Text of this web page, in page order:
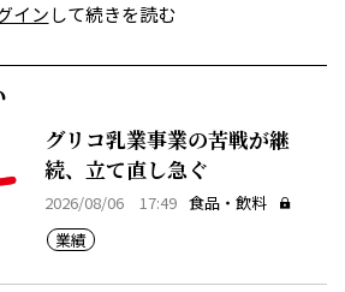
インして続きを読む
グリコ乳業事業の苦戦が継
続、立て直し急ぐ
2026/08/06 17:49 食品・飲料
業績